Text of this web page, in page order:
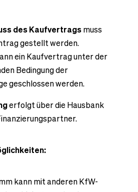
des Kaufvertragsmuss
gestellt werden.
ein Kaufvertrag unter der
Bedingung der
geschlossen werden.
erfolgt über die Hausbank
kann mit anderen KfW-